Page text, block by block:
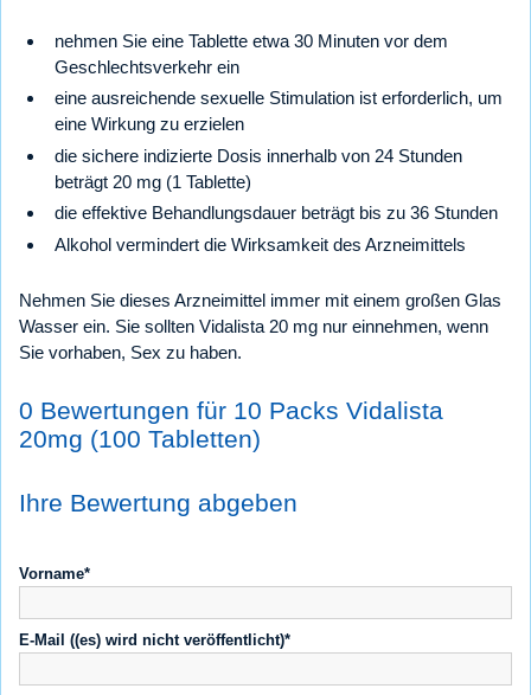
nehmen Sie eine Tablette etwa 30 Minuten vor dem
Geschlechtsverkehr ein
eine ausreichende sexuelle Stimulation ist erforderlich, um
eine Wirkung zu erzielen
die sichere indizierte Dosis innerhalb von 24 Stunden
beträgt 20 mg (1 Tablette)
die effektive Behandlungsdauer beträgt bis zu 36 Stunden
Alkohol vermindert die Wirksamkeit des Arzneimittels
Nehmen Sie dieses Arzneimittel immer mit einem großen Glas
Wasser ein. Sie sollten Vidalista 20 mg nur einnehmen, wenn
Sie vorhaben, Sex zu haben.
0 Bewertungen für 10 Packs Vidalista
20mg (100 Tabletten)
Ihre Bewertung abgeben
Vorname*
E-Mail ((es) wird nicht veröffentlicht)*